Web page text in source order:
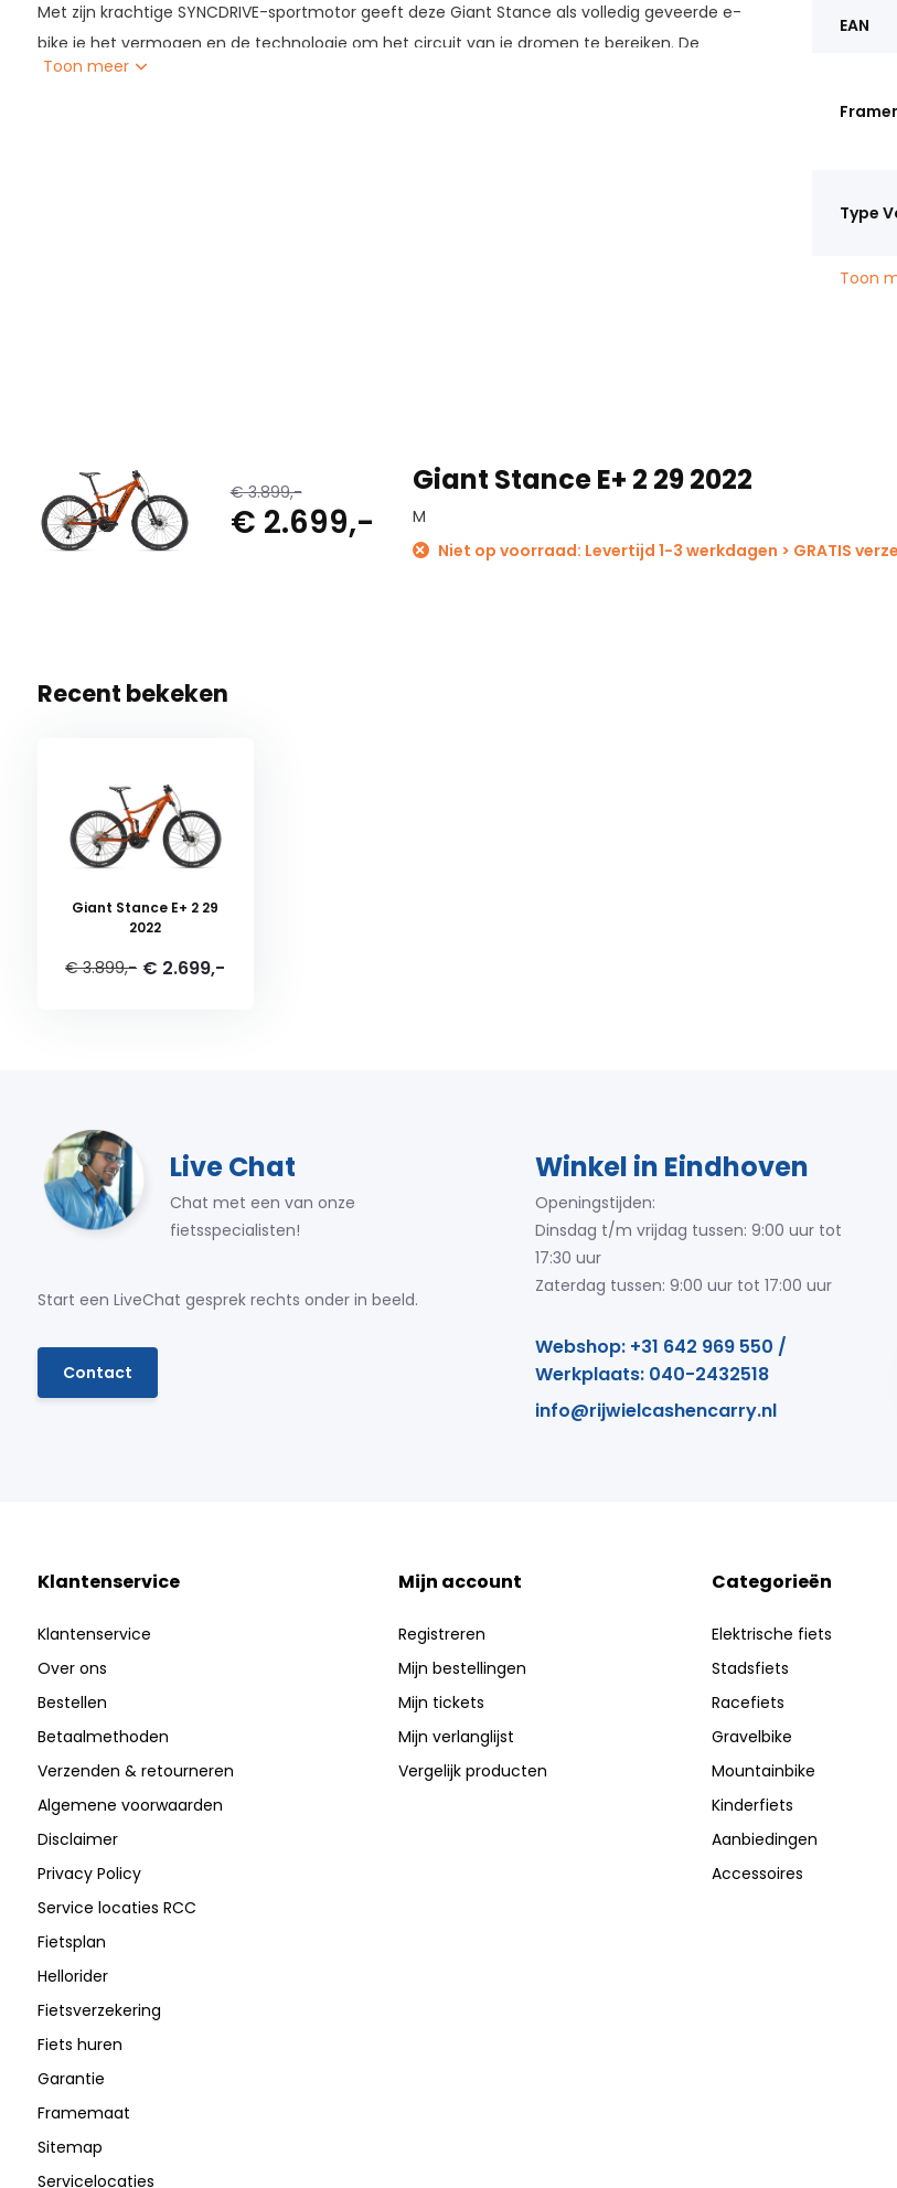
Met zijn krachtige SYNCDRIVE-sportmotor geeft deze Giant Stance als volledig geveerde e-
bike je het vermogen en de technologie om het circuit van je dromen te bereiken. De
SyncDrive Sport-motor met 70 Nm koppel en 350% instelbare ondersteuning helpt je om
Toon meer
EAN
Type
Toon
€ 3.899,-
€ 2.699,-
Giant Stance E+ 2 29 2022
M
Niet op voorraad: Levertijd 1-3 werkdagen > GRATIS
Recent bekeken
Giant Stance E+ 2 29
2022
€ 3.899,- € 2.699,-
Live Chat
Chat met een van onze
fietsspecialisten!
Start een LiveChat gesprek rechts onder in beeld.
Contact
Winkel in Eindhoven
Openingstijden:
Dinsdag t/m vrijdag tussen: 9:00 uur tot
17:30 uur
Zaterdag tussen: 9:00 uur tot 17:00 uur
Webshop: +31 642 969 550 /
Werkplaats: 040-2432518
info@rijwielcashencarry.nl
Klantenservice
Klantenservice
Over ons
Bestellen
Betaalmethoden
Verzenden & retourneren
Algemene voorwaarden
Disclaimer
Privacy Policy
Service locaties RCC
Fietsplan
Hellorider
Fietsverzekering
Fiets huren
Garantie
Framemaat
Sitemap
Servicelocaties
Mijn account
Registreren
Mijn bestellingen
Mijn tickets
Mijn verlanglijst
Vergelijk producten
Categorieën
Elektrische fiets
Stadsfiets
Racefiets
Gravelbike
Mountainbike
Kinderfiets
Aanbiedingen
Accessoires